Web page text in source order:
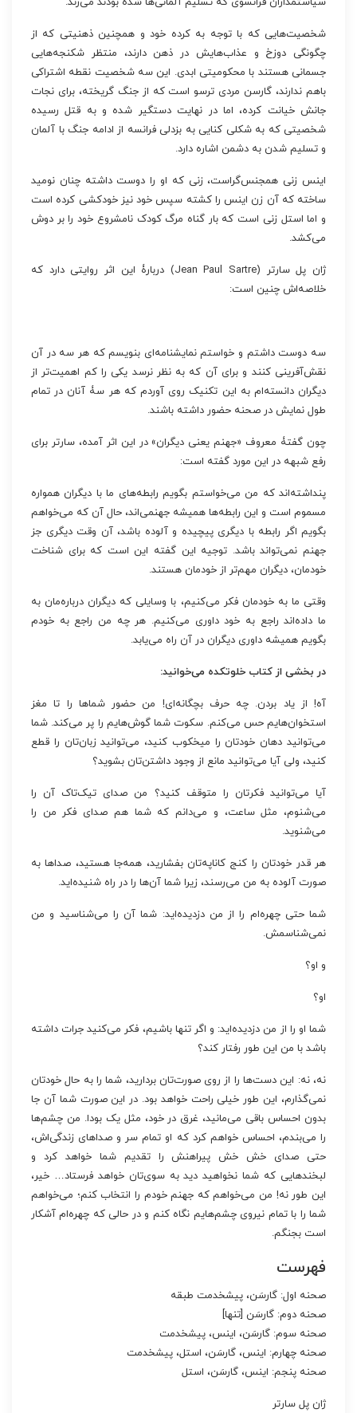
شخصیت‌هایی که با توجه به کرده خود و همچنین ذهنیتی که از
چگونگی دوزخ و عذاب‌هایش در ذهن دارند، منتظر شکنجه‌هایی
جسمانی هستند با محکومیتی ابدی. این سه شخصیت نقطه اشتراکی
باهم ندارند، گارسن مردی ترسو است که از جنگ گریخته، برای نجات
جانش خیانت کرده، اما در نهایت دستگیر شده و به قتل رسیده
شخصیتی که به شکلی کنایی به بزدلی فرانسه از ادامه جنگ با آلمان
و تسلیم شدن به دشمن اشاره دارد.
اینس زنی همجنس‌گراست، زنی که او را دوست داشته چنان نومید
ساخته که آن زن اینس را کشته سپس خود نیز خودکشی کرده است
و اما استل زنی است که بار گناه مرگ کودک نامشروع خود را بر دوش
می‌کشد.
ژان پل سارتر (Jean Paul Sartre) دربارۀ این اثر روایتی دارد که
خلاصه‌اش چنین است:
سه دوست داشتم و خواستم نمایشنامه‌ای بنویسم که هر سه در آن
نقش‌آفرینی کنند و برای آن که به نظر نرسد یکی را کم‌ اهمیت‌تر از
دیگران دانسته‌ام به این تکنیک روی آوردم که هر سۀ آنان در تمام
طول نمایش در صحنه حضور داشته باشند.
چون گفتۀ معروف «جهنم یعنی دیگران» در این اثر آمده، سارتر برای
رفع شبهه در این مورد گفته است:
پنداشته‌اند که من می‌خواستم بگویم رابطه‌های ما با دیگران همواره
مسموم است و این رابطه‌ها همیشه جهنمی‌اند، حال آن که می‌خواهم
بگویم اگر رابطه با دیگری پیچیده و آلوده باشد، آن وقت دیگری جز
جهنم نمی‌تواند باشد. توجیه این گفته این است که برای شناخت
خودمان، دیگران مهم‌تر از خودمان هستند.
وقتی ما به خودمان فکر می‌کنیم، با وسایلی که دیگران درباره‌مان به
ما داده‌اند راجع به خود داوری می‌کنیم. هر چه من راجع به خودم
بگویم همیشه داوری دیگران در آن راه می‌یابد.
در بخشی از کتاب خلوتکده می‌خوانید:
آه! از یاد بردن. چه حرف بچگانه‌ای! من حضور شماها را تا مغز
استخوان‌هایم حس می‌کنم. سکوت شما گوش‌هایم را پر می‌کند. شما
می‌توانید دهان خودتان را میخکوب کنید، می‌توانید زبان‌تان را قطع
کنید، ولی آیا می‌توانید مانع از وجود داشتن‌تان بشوید؟
آیا می‌توانید فکرتان را متوقف کنید؟ من صدای تیک‌تاک آن را
می‌شنوم، مثل ساعت، و می‌دانم که شما هم صدای فکر من را
می‌شنوید.
هر قدر خودتان را کنج کاناپه‌تان بفشارید، همه‌جا هستید، صداها به
صورت آلوده به من می‌رسند، زیرا شما آن‌ها را در راه شنیده‌اید.
شما حتی چهره‌ام را از من دزدیده‌اید: شما آن را می‌شناسید و من
نمی‌شناسمش.
و او؟
او؟
شما او را از من دزدیده‌اید: و اگر تنها باشیم، فکر می‌کنید جرات داشته
باشد با من این‌ طور رفتار کند؟
نه، نه: این دست‌ها را از روی صورت‌تان بردارید، شما را به حال خودتان
نمی‌گذارم، این‌ طور خیلی راحت خواهد بود. در این‌ صورت شما آن‌ جا
بدون احساس باقی می‌مانید، غرق در خود، مثل یک بودا. من چشم‌ها
را می‌بندم، احساس خواهم کرد که او تمام سر و صداهای زندگی‌اش،
حتی صدای خش‌ خش پیراهنش را تقدیم شما خواهد کرد و
لبخندهایی که شما نخواهید دید به سوی‌تان خواهد فرستاد… خیر،
این‌ طور نه! من می‌خواهم که جهنم خودم را انتخاب کنم؛ می‌خواهم
شما را با تمام نیروی چشم‌هایم نگاه کنم و در حالی‌ که چهره‌ام آشکار
است بجنگم.
فهرست
صحنه اول: گارسَن، پیشخدمت طبقه
صحنه دوم: گارسَن [تنها]
صحنه سوم: گارسَن، اینس، پیشخدمت
صحنه چهارم: اینس، گارسَن، استل، پیشخدمت
صحنه پنجم: اینس، گارسَن، استل
ژان پل سارتر